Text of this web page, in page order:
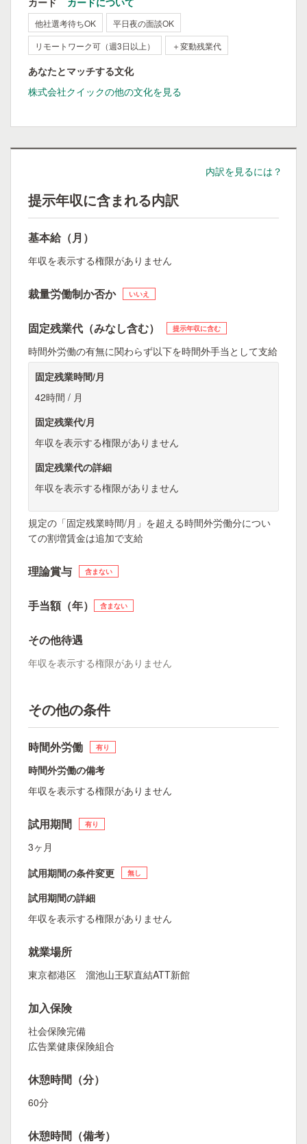
他社選考待ちOK
平日夜の面談OK
リモートワーク可（週3日以上）
＋変動残業代
あなたとマッチする文化
株式会社クイックの他の文化を見る
内訳を見るには？
提示年収に含まれる内訳
基本給（月）
年収を表示する権限がありません
裁量労働制か否か いいえ
固定残業代（みなし含む） 提示年収に含む
時間外労働の有無に関わらず以下を時間外手当として支給
固定残業時間/月
42時間 / 月
固定残業代/月
年収を表示する権限がありません
固定残業代の詳細
年収を表示する権限がありません
規定の「固定残業時間/月」を超える時間外労働分につい
ての割増賃金は追加で支給
理論賞与 含まない
手当額（年） 含まない
その他待遇
年収を表示する権限がありません
その他の条件
時間外労働 有り
時間外労働の備考
年収を表示する権限がありません
試用期間 有り
3ヶ月
試用期間の条件変更
無し
試用期間の詳細
年収を表示する権限がありません
就業場所
東京都港区 溜池山王駅直結ATT新館
加入保険
社会保険完備
広告業健康保険組合
休憩時間（分）
60分
休憩時間（備考）